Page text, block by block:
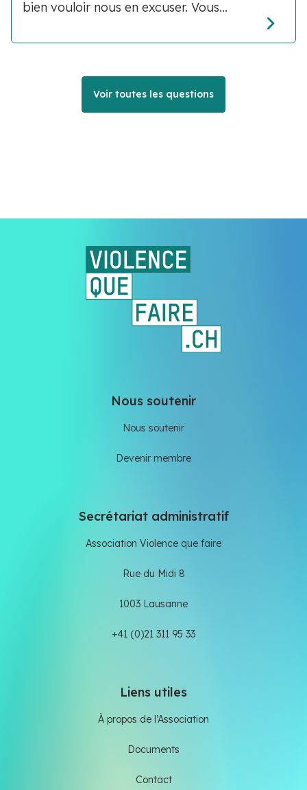
bien vouloir nous en excuser. Vous...
Voir toutes les questions
Nous soutenir
Nous soutenir
Devenir membre
Secrétariat administratif
Association Violence que faire
Rue du Midi 8
1003 Lausanne
+41 (0)21 311 95 33
Liens utiles
À propos de l’Association
Documents
Contact